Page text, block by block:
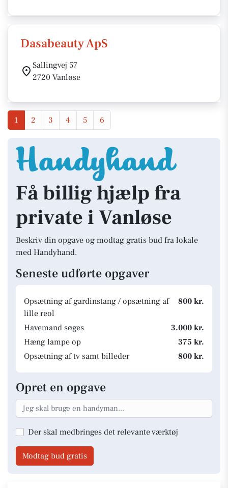
Dasabeauty ApS
Sallingvej 57
2720 Vanløse
1 2 3 4 5 6
Få billig hjælp fra
private i Vanløse
Beskriv din opgave og modtag gratis bud fra lokale
med Handyhand.
Seneste udførte opgaver
Opsætning af gardinstang / opsætning af
lille reol
800 kr.
Havemand søges
3.000 kr.
Hæng lampe op
375 kr.
Opsætning af tv samt billeder
800 kr.
Opret en opgave
Der skal medbringes det relevante værktøj
Modtag bud gratis